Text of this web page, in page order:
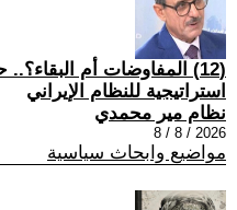
(12) المفاوضات أم
استراتيجية للنظام الإيراني
نظام مير محمدي
2026 / 8 / 8
مواضيع وابحاث سياسية